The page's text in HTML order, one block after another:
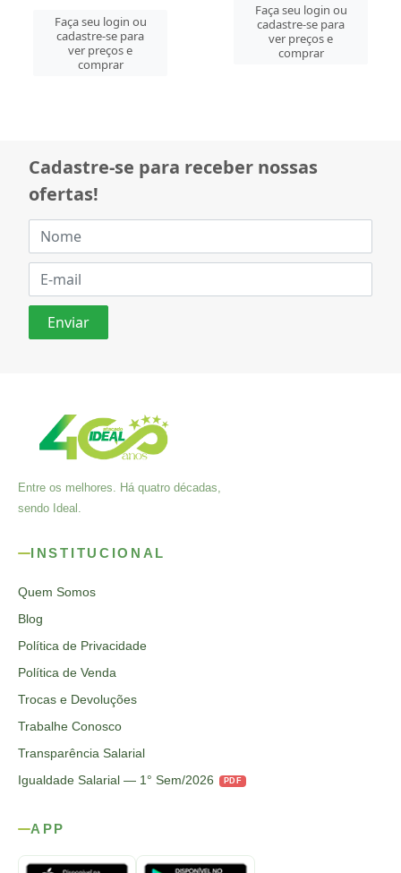
Faça seu login ou
cadastre-se para
ver preços e
comprar
Faça seu login ou
cadastre-se para
ver preços e
comprar
Cadastre-se para receber nossas
ofertas!
Entre os melhores. Há quatro décadas,
sendo Ideal.
INSTITUCIONAL
Quem Somos
Blog
Política de Privacidade
Política de Venda
Trocas e Devoluções
Trabalhe Conosco
Transparência Salarial
Igualdade Salarial — 1° Sem/2026
PDF
APP